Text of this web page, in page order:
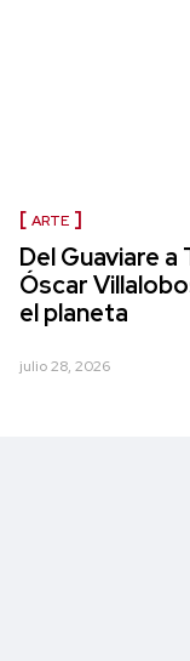
ARTE
Del Guaviare
Óscar
el planeta
julio 28, 2026